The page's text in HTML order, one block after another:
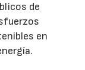
de
en